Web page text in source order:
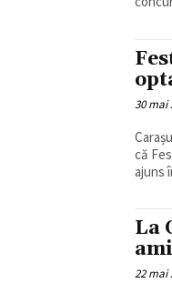
30 mai
că
ajuns
La
22 mai